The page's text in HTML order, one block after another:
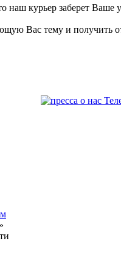
наш курьер заберет Ваше
Вас тему и получить